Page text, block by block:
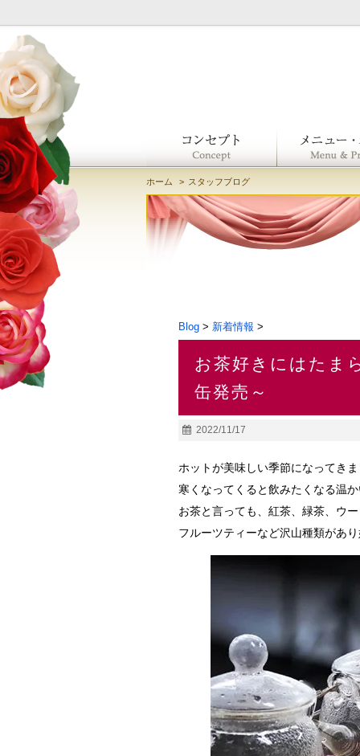
ホーム スタッフブログ
Blog > 新着情報 >
お茶好きにはたま
缶発売～
2022/11/17
ホットが美味しい季節になってき
寒くなってくると飲みたくなる温
お茶と言っても、紅茶、緑茶、ウ
フルーツティーなど沢山種類があ